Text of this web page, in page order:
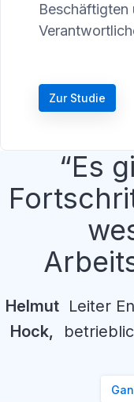
Zur Studie
Es
Helmut
Hock,
Leiter